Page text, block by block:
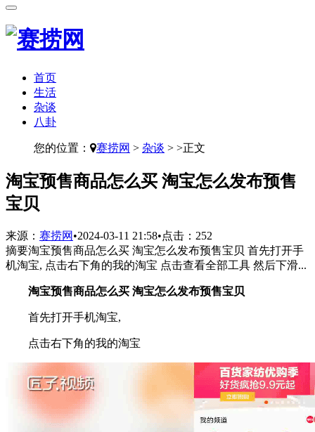
首页
生活
杂谈
八卦
您的位置： 赛捞网 > 杂谈 > >正文
​淘宝预售商品怎么买 淘宝怎么发布预售
宝贝
来源： 赛捞网 •2024-03-11 21:58•点击： 252
摘要淘宝预售商品怎么买 淘宝怎么发布预售宝贝 首先打开手
机淘宝, 点击右下角的我的淘宝 点击查看全部工具 然后下滑...
淘宝预售商品怎么买 淘宝怎么发布预售宝贝
首先打开手机淘宝,
点击右下角的我的淘宝